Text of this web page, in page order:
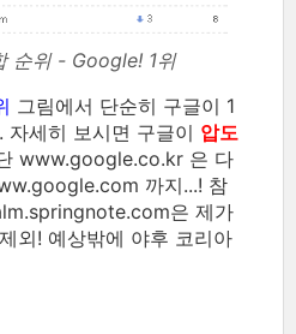
순위 - Google! 1위
그림에서 단순히 구글이 1
자세히 보시면 구글이 압도
www.google.co.kr 은 다
까지...! 참
은 제가
외! 예상밖에 야후 코리아